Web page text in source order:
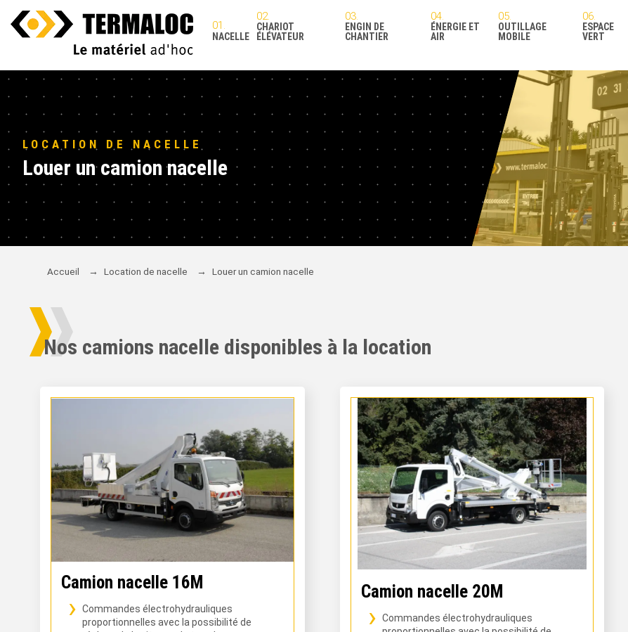
NACELLE
CHARIOT
ÉLÉVATEUR
ENGIN DE
CHANTIER
ÉNERGIE ET
AIR
OUTILLAGE
MOBILE
ESPACE
VERT
LOCATION DE NACELLE
Louer un camion nacelle
Accueil → Location de nacelle → Louer un camion nacelle
Nos camions nacelle disponibles à la location
Camion nacelle 16M
Commandes électrohydrauliques
proportionnelles avec la possibilité de
Camion nacelle 20M
Commandes électrohydrauliques